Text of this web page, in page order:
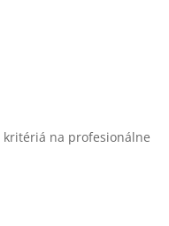
kritériá na profesionálne